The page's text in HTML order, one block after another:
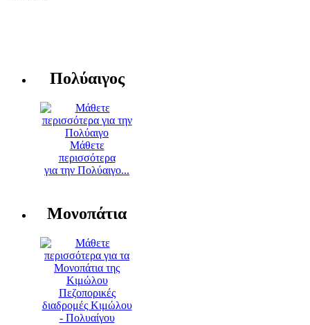
Πολύαιγος
Μάθετε
περισσότερα
για την Πολύαιγο...
Μονοπάτια
Πεζοπορικές
διαδρομές Κιμώλου
- Πολυαίγου